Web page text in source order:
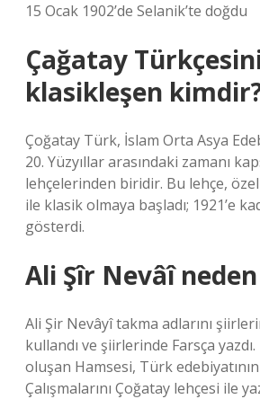
15 Ocak 1902’de Selanik’te doğdu
Çağatay
klasikleşen
Çoğatay Türk, İslam Orta Asya
20. Yüzyıllar arasındaki zamanı
lehçelerinden biridir. Bu lehçe,
ile klasik olmaya başladı; 1921’e
gösterdi.
Ali Şîr Nevâî
Ali Şir Nevâyî takma adlarını
kullandı ve şiirlerinde Farsça
oluşan Hamsesi, Türk
Çalışmalarını Çoğatay lehçesi ile